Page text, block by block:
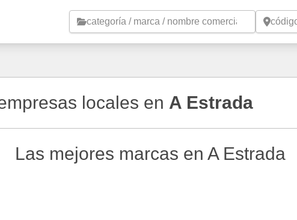
locales en A Estrada
Las mejores marcas en A Estrada